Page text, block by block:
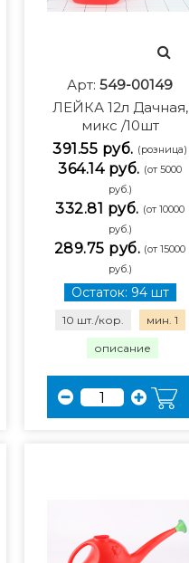
Арт: 549-00149
ЛЕЙКА 12л Дачная,
микс /10шт
391.55 руб. (розница)
364.14 руб. (от 5000
руб.)
332.81 руб. (от 10000
руб.)
289.75 руб. (от 15000
руб.)
Остаток: 94 шт
10 шт./кор. мин. 1
описание